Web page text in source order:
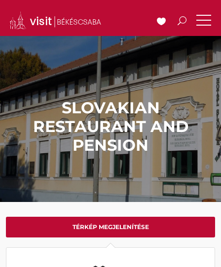
SLOVAKIAN
RESTAURANT AND
PENSION
TÉRKÉP MEGJELENÍTÉSE